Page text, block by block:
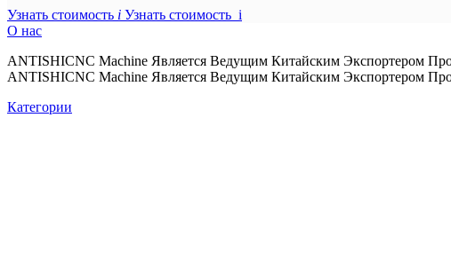
Узнать стоимость i Узнать стоимость i
О нас
ANTISHICNC Machine Является Ведущим Китайским Экспортером
ANTISHICNC Machine Является Ведущим Китайским Экспортером
Категории